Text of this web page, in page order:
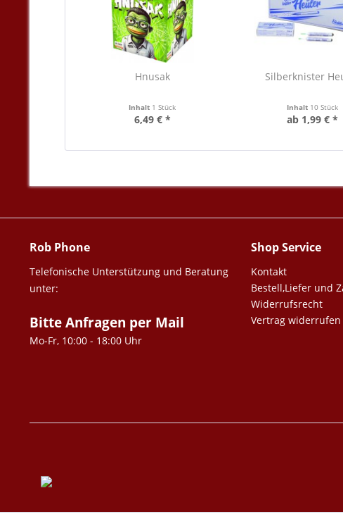
Hnusak
Inhalt 1 Stück
6,49 € *
Silberknister
Inhalt 10 Stück
ab 1,99 € *
Rob Phone
Telefonische Unterstützung und Beratung
unter:
Bitte Anfragen per Mail
Mo-Fr, 10:00 - 18:00 Uhr
Shop Service
Kontakt
Bestell,Liefer und
Widerrufsrecht
Vertrag widerrufen